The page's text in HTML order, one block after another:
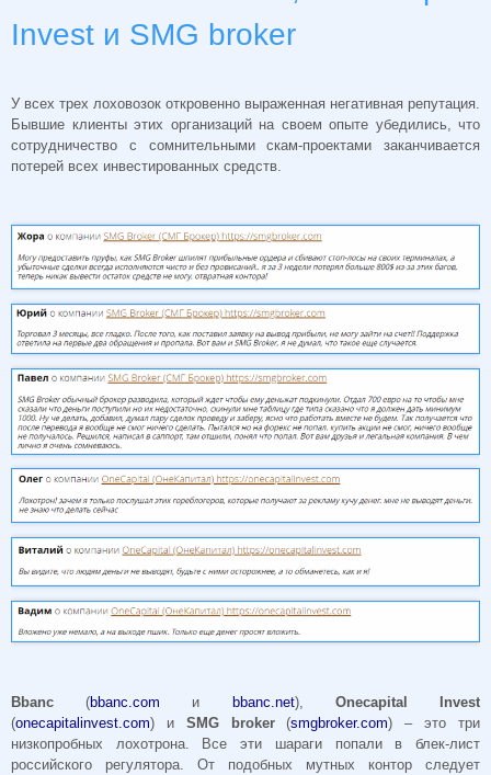
Invest и SMG broker
У всех трех лоховозок откровенно выраженная негативная репутация.
Бывшие клиенты этих организаций на своем опыте убедились, что
сотрудничество с сомнительными скам-проектами заканчивается
потерей всех инвестированных средств.
Bbanc (bbanc.com и bbanc.net), Onecapital
Invest
(onecapitalinvest.com) и SMG broker(smgbroker.com) – это три
низкопробных лохотрона. Все эти шараги попали в блек-лист
российского регулятора. От подобных мутных контор следует